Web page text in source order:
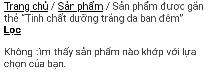
Trang chủ / Sản phẩm / Sản phẩm được gắn
thẻ “Tinh chất dưỡng trắng da ban đêm”
Lọc
Không tìm thấy sản phẩm nào khớp với lựa
chọn của bạn.